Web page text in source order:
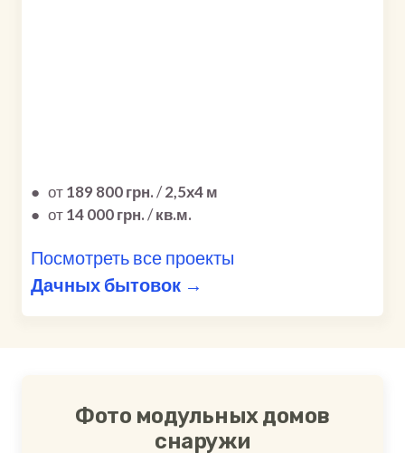
● от189 800 грн./2,5х4 м
● от14 000 грн./кв.м.
Посмотреть все проекты
Дачных бытовок →
Фото модульных домов
снаружи